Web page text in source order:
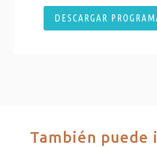
DESCARGAR
También puede